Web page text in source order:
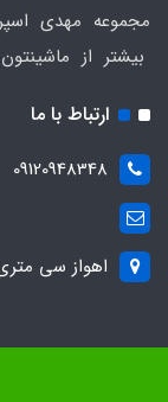
بیشتر از
ارتباط با ما
09120948348
اهواز سی